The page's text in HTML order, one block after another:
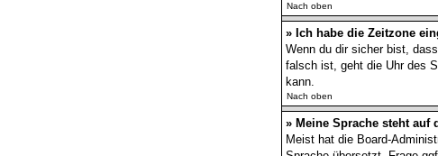
Nach oben
» Ich habe die Zeitzone
Wenn du dir sicher bist,
falsch ist, geht die Uhr des
kann.
Nach oben
» Meine Sprache steht auf
Meist hat die Board-